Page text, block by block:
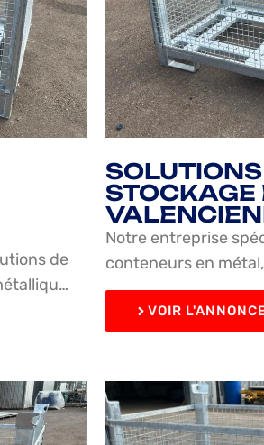
de
STOCKAGE
Notre entreprise
conteneurs en
VOIR